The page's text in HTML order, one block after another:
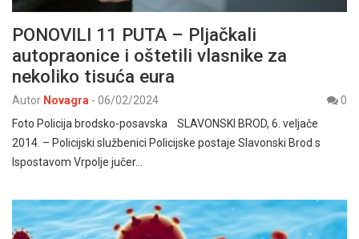
PONOVILI 11 PUTA – Pljačkali
autopraonice i oštetili vlasnike za
nekoliko tisuća eura
Autor Novagra - 06/02/2024
0
Foto Policija brodsko-posavska SLAVONSKI BROD, 6. veljače
2014. – Policijski službenici Policijske postaje Slavonski Brod s
Ispostavom Vrpolje jučer…